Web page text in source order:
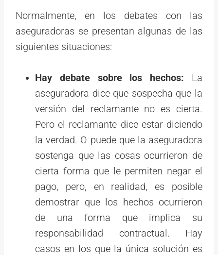
Normalmente, en los debates con las
aseguradoras se presentan algunas de las
siguientes situaciones:
Hay debate sobre los hechos: La
aseguradora dice que sospecha que la
versión del reclamante no es cierta.
Pero el reclamante dice estar diciendo
la verdad. O puede que la aseguradora
sostenga que las cosas ocurrieron de
cierta forma que le permiten negar el
pago, pero, en realidad, es posible
demostrar que los hechos ocurrieron
de una forma que implica su
responsabilidad contractual. Hay
casos en los que la única solución es